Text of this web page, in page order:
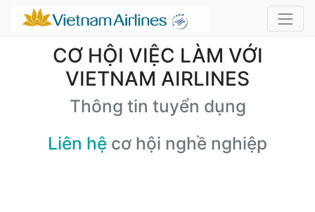
CƠ HỘI VIỆC LÀM VỚI
VIETNAM AIRLINES
Thông tin tuyển dụng
Liên hệ cơ hội nghề nghiệp